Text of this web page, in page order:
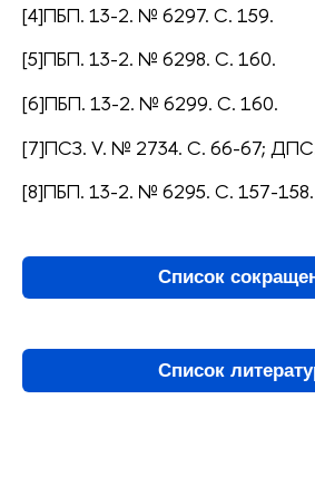
[4]ПБП. 13-2. № 6297. С. 159.
[5]ПБП. 13-2. № 6298. С. 160.
[6]ПБП. 13-2. № 6299. С. 160.
[7]ПСЗ. V. № 2734. С. 66-67;
[8]ПБП. 13-2. № 6295. С. 157-158.
Список
Список